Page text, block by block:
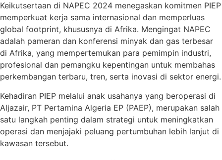
Keikutsertaan di NAPEC 2024 menegaskan komitmen PIEP
memperkuat kerja sama internasional dan memperluas
global footprint, khususnya di Afrika. Mengingat NAPEC
adalah pameran dan konferensi minyak dan gas terbesar
di Afrika, yang mempertemukan para pemimpin industri,
profesional dan pemangku kepentingan untuk membahas
perkembangan terbaru, tren, serta inovasi di sektor energi.
Kehadiran PIEP melalui anak usahanya yang beroperasi di
Aljazair, PT Pertamina Algeria EP (PAEP), merupakan salah
satu langkah penting dalam strategi untuk meningkatkan
operasi dan menjajaki peluang pertumbuhan lebih lanjut di
kawasan tersebut.